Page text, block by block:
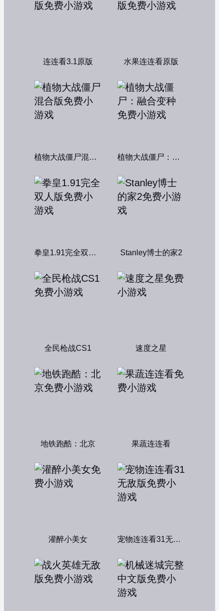
连连看3.1原版 水果连连看原版
植物大战僵尸混合版 植物大战僵尸：融合变种
拳皇1.91完全双人版 Stanley博士的家2
全民枪战CS1 速度之星
地铁跑酷：北京 果蔬连连看
灌醉小美女 宠物连连看31无敌版